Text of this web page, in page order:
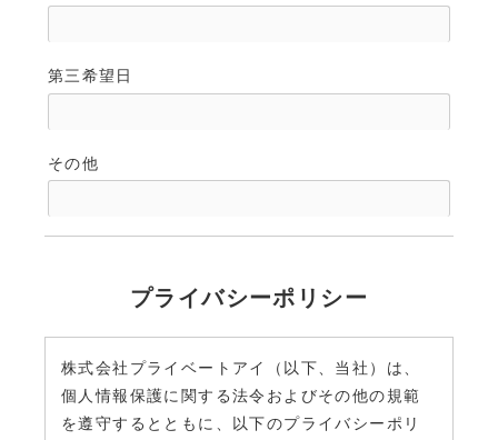
第三希望日
その他
プライバシーポリシー
株式会社プライベートアイ（以下、当社）は、
個人情報保護に関する法令およびその他の規範
を遵守するとともに、以下のプライバシーポリ